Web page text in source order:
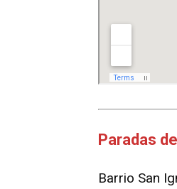
Paradas
Barrio San